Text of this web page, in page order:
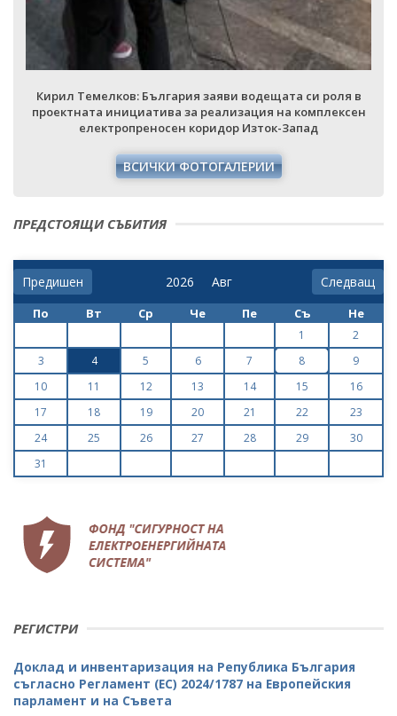
Кирил Темелков: България заяви водещата си роля в
проектната инициатива за реализация на комплексен
електропреносен коридор Изток-Запад
ВСИЧКИ ФОТОГАЛЕРИИ
ПРЕДСТОЯЩИ СЪБИТИЯ
Предишен Следващ
По Вт Ср Че Пе Съ Не
1
2
3
4 5 6 7 8
9
10
11 12 13 14 15
16
17
18 19 20 21 22
23
24
25 26 27 28 29
30
31
РЕГИСТРИ
Доклад и инвентаризация на Република България
съгласно Регламент (ЕС) 2024/1787 на Европейския
парламент и на Съвета